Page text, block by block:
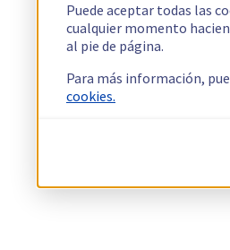
Puede aceptar todas las
cualquier momento
al pie de página.
Para más información,
cookies.